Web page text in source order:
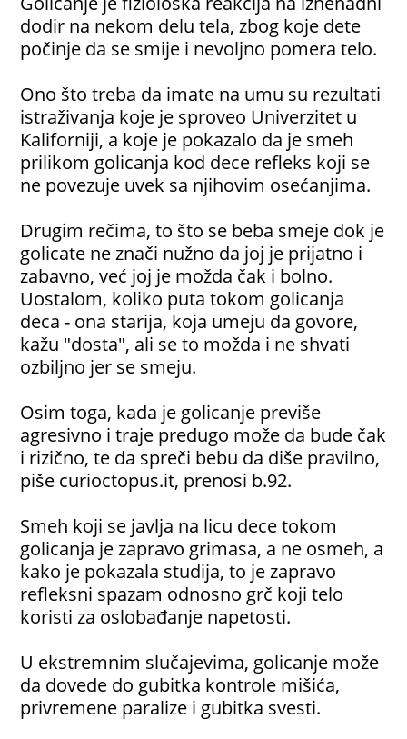
dodir na nekom delu tela, zbog koje dete
počinje da se smije i nevoljno pomera telo.
Ono što treba da imate na umu su rezultati
istraživanja koje je sproveo Univerzitet u
Kaliforniji, a koje je pokazalo da je smeh
prilikom golicanja kod dece refleks koji se
ne povezuje uvek sa njihovim osećanjima.
Drugim rečima, to što se beba smeje dok je
golicate ne znači nužno da joj je prijatno i
zabavno, već joj je možda čak i bolno.
Uostalom, koliko puta tokom golicanja
deca - ona starija, koja umeju da govore,
kažu "dosta", ali se to možda i ne shvati
ozbiljno jer se smeju.
Osim toga, kada je golicanje previše
agresivno i traje predugo može da bude čak
i rizično, te da spreči bebu da diše pravilno,
piše curioctopus.it, prenosi b.92.
Smeh koji se javlja na licu dece tokom
golicanja je zapravo grimasa, a ne osmeh, a
kako je pokazala studija, to je zapravo
refleksni spazam odnosno grč koji telo
koristi za oslobađanje napetosti.
U ekstremnim slučajevima, golicanje može
da dovede do gubitka kontrole mišića,
privremene paralize i gubitka svesti.